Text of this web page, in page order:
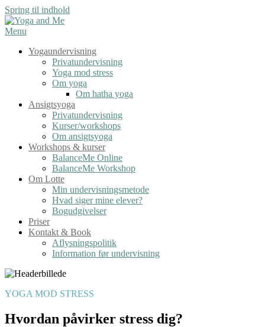
Spring til indhold
Menu
Yogaundervisning
Privatundervisning
Yoga mod stress
Om yoga
Om hatha yoga
Ansigtsyoga
Privatundervisning
Kurser/workshops
Om ansigtsyoga
Workshops & kurser
BalanceMe Online
BalanceMe Workshop
Om Lotte
Min undervisningsmetode
Hvad siger mine elever?
Bogudgivelser
Priser
Kontakt & Book
Aflysningspolitik
Information før undervisning
YOGA MOD STRESS
Hvordan påvirker stress dig?